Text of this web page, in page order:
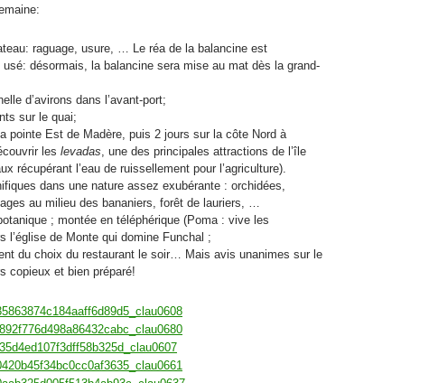
raguage, usure, … Le réa de la balancine est
usé: désormais, la balancine sera mise au mat dès la grand-
d’avirons dans l’avant-port;
sur le quai;
pointe Est de Madère, puis 2 jours sur la côte Nord à
les levadas , une des principales attractions de l’île
récupérant l’eau de ruissellement pour l’agriculture).
dans une nature assez exubérante : orchidées,
au milieu des bananiers, forêt de lauriers, …
; montée en téléphérique (Poma : vive les
l’église de Monte qui domine Funchal ;
du choix du restaurant le soir… Mais avis unanimes sur le
copieux et bien préparé!